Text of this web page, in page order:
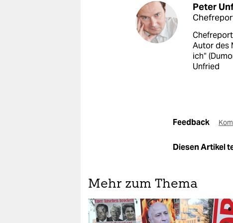
Peter
Autor des
ich“
Unfried
Feedback
Diesen Artikel
Mehr zum Thema